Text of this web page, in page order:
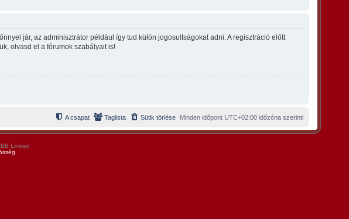
jár, az adminisztrátor például így tud külön jogosultságokat adni. A regisztráció előtt
olvasd el a fórumok szabályait is!
Minden időpont UTC+02:00időzóna szerinti
Sütik törlése
Taglista
A csapat
Limited